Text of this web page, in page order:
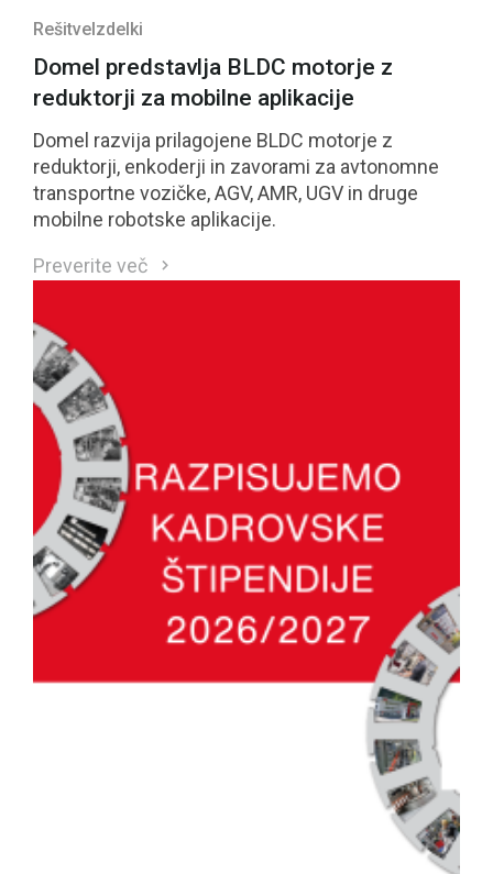
Rešitve Izdelki
Domel predstavlja BLDC motorje z
reduktorji za mobilne aplikacije
Domel razvija prilagojene BLDC motorje z
reduktorji, enkoderji in zavorami za avtonomne
transportne vozičke, AGV, AMR, UGV in druge
mobilne robotske aplikacije.
Preverite več